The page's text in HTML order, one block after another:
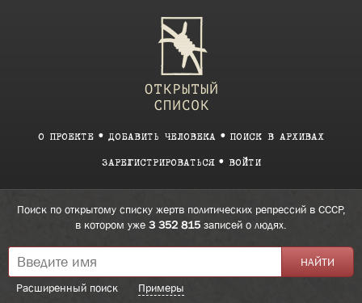
О ПРОЕКТЕ ДОБАВИТЬ ЧЕЛОВЕКА ПОИСК В АРХИВАХ
ЗАРЕГИСТРИРОВАТЬСЯ ВОЙТИ
Поиск по открытому списку жертв политических репрессий в СССР,
в котором уже 3 352 815 записей о людях.
Расширенный поиск Примеры